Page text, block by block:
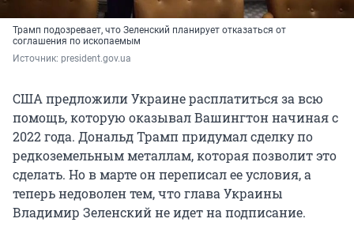
Трамп подозревает, что Зеленский планирует отказаться от
соглашения по ископаемым
Источник: president.gov.ua
США предложили Украине расплатиться за всю
помощь, которую оказывал Вашингтон начиная с
2022 года. Дональд Трамп придумал сделку по
редкоземельным металлам, которая позволит это
сделать. Но в марте он переписал ее условия, а
теперь недоволен тем, что глава Украины
Владимир Зеленский не идет на подписание.